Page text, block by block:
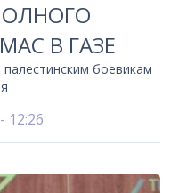
В ГАЗЕ
боевикам
12:26